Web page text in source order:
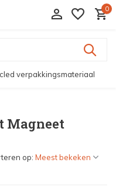
0
verpakkingsmateriaal
Magneet
op: